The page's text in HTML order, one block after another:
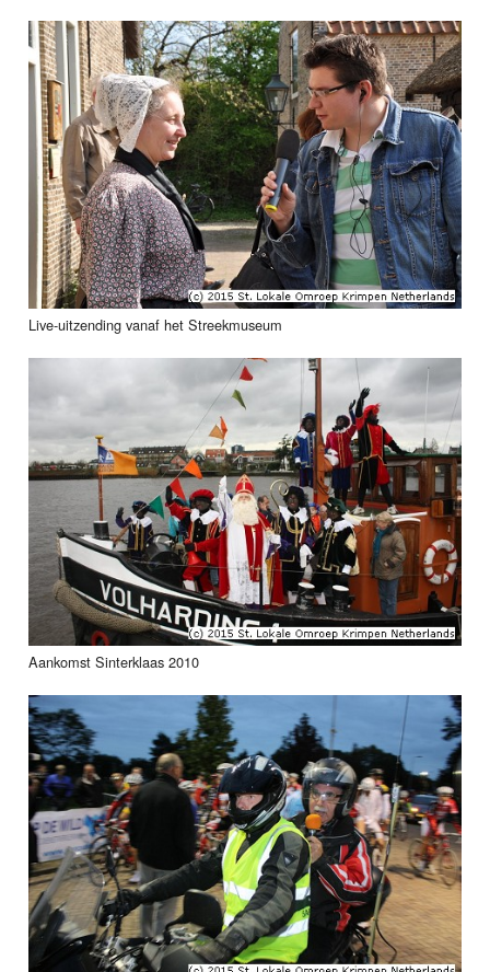
Live-uitzending vanaf het Streekmuseum
Aankomst Sinterklaas 2010